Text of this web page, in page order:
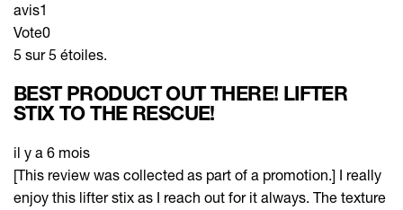
avis1
Vote0
5 sur 5 étoiles.
BEST PRODUCT OUT THERE! LIFTER
STIX TO THE RESCUE!
il y a 6 mois
[This review was collected as part of a promotion.] I really
enjoy this lifter stix as I reach out for it always. The texture